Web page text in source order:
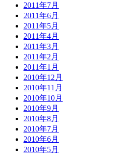
2011年7月
2011年6月
2011年5月
2011年4月
2011年3月
2011年2月
2011年1月
2010年12月
2010年11月
2010年10月
2010年9月
2010年8月
2010年7月
2010年6月
2010年5月